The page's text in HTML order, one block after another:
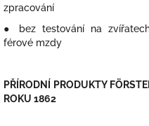
zpracování
● bez testování na
férové mzdy
PŘÍRODNÍ PRODUKTY
ROKU 1862